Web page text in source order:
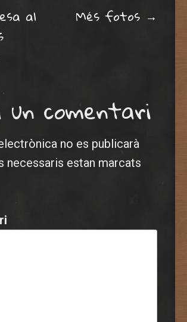
navigation
al
Més fotos →
un comentari
no es publicarà
necessaris estan marcats